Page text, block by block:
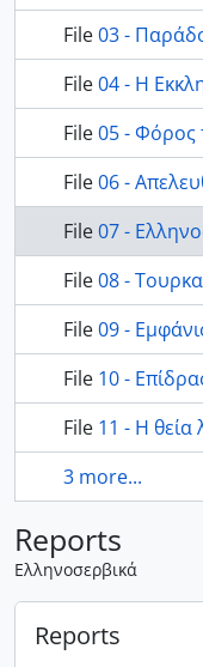
File03 -
File04 - Η
File05 - Φόρος
File06 -
File07 -
File08 -
File09 -
File 10 - Επίδραση
File 11 - Η θεία
3 more...
Reports
Ελληνοσερβικά
Reports